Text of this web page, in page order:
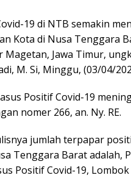
19 di NTB semakin
Kota di Nusa Tenggara
Jawa Timur,
M. Si, Minggu, (03/04/
Positif Covid-19
nomer 266, an. Ny. RE.
jumlah terpapar
Tenggara Barat adalah,
Positif Covid-19,